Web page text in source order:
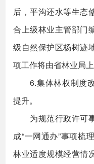
后，平沟还水等生态
合上级林业主管部门
级自然保护区杨树迹
项工作将由省林业局
6.集体林权制度改
提升。
为规范行政许可事
成“一网通办”事项梳
林业适度规模经营情